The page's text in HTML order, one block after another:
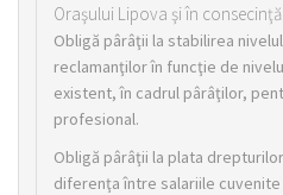
Oraşului Lipova şi în consecinţă:
Obligă pârâţii la stabilirea
reclamanţilor în funcţie de
existent, în cadrul pârâţilor,
profesional.
Obligă pârâţii la plata
diferenţa între salariile cuvenite